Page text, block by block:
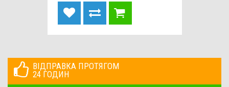
Пластиковая мультирамка на 6
ВІДПРАВКА ПРОТЯГОМ
24 ГОДИН